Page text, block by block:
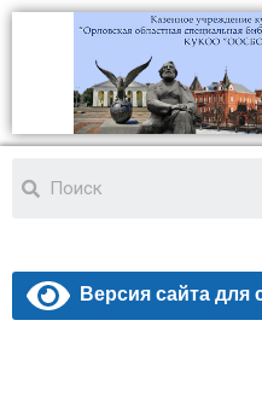
Версия сайта для